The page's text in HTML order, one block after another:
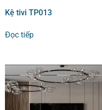
Kệ tivi TP013
Đọc tiếp